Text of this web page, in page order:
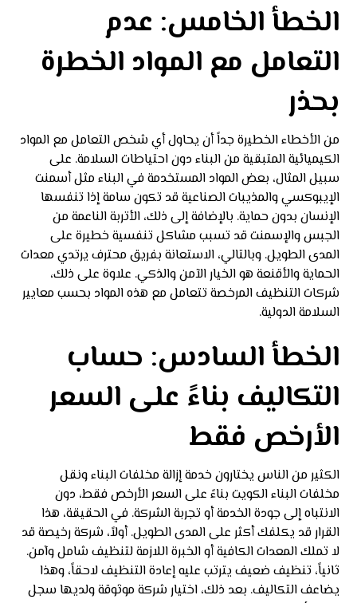
الخطأ الخامس: عدم
التعامل مع المواد الخطرة
بحذر
من الأخطاء الخطيرة جداً أن يحاول أي شخص التعامل مع المواد
الكيميائية المتبقية من البناء دون احتياطات السلامة. على
سبيل المثال، بعض المواد المستخدمة في البناء مثل أسمنت
الإيبوكسي والمذيبات الصناعية قد تكون سامة إذا تنفسها
الإنسان بدون حماية. بالإضافة إلى ذلك، الأتربة الناعمة من
الجبس والإسمنت قد تسبب مشاكل تنفسية خطيرة على
المدى الطويل. وبالتالي، الاستعانة بفريق محترف يرتدي معدات
الحماية والأقنعة هو الخيار الآمن والذكي. علاوة على ذلك،
شركات التنظيف المرخصة تتعامل مع هذه المواد بحسب معايير
السلامة الدولية.
الخطأ السادس: حساب
التكاليف بناءً على السعر
الأرخص فقط
الكثير من الناس يختارون خدمة إزالة مخلفات البناء ونقل
مخلفات البناء الكويت بناءً على السعر الأرخص فقط، دون
الانتباه إلى جودة الخدمة أو تجربة الشركة. في الحقيقة، هذا
القرار قد يكلفك أكثر على المدى الطويل. أولاً، شركة رخيصة قد
لا تملك المعدات الكافية أو الخبرة اللازمة لتنظيف شامل وآمن.
ثانياً، تنظيف ضعيف يترتب عليه إعادة التنظيف لاحقاً، وهذا
يضاعف التكاليف. بعد ذلك، اختيار شركة موثوقة ولديها سجل